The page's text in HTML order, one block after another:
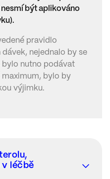
být aplikováno
pravidlo
nejednalo by se
bylo nutno podávat
maximum, bylo by
výjimku.
v léčbě